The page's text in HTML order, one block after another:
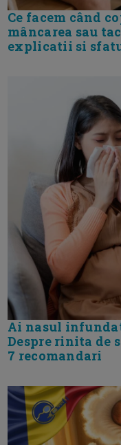
Ce facem când
mâncarea sau
explicatii si
Ai nasul
Despre rinita de
7 recomandari